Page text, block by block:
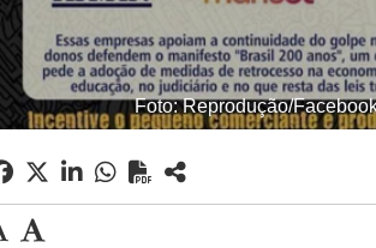
Foto: Reprodução/